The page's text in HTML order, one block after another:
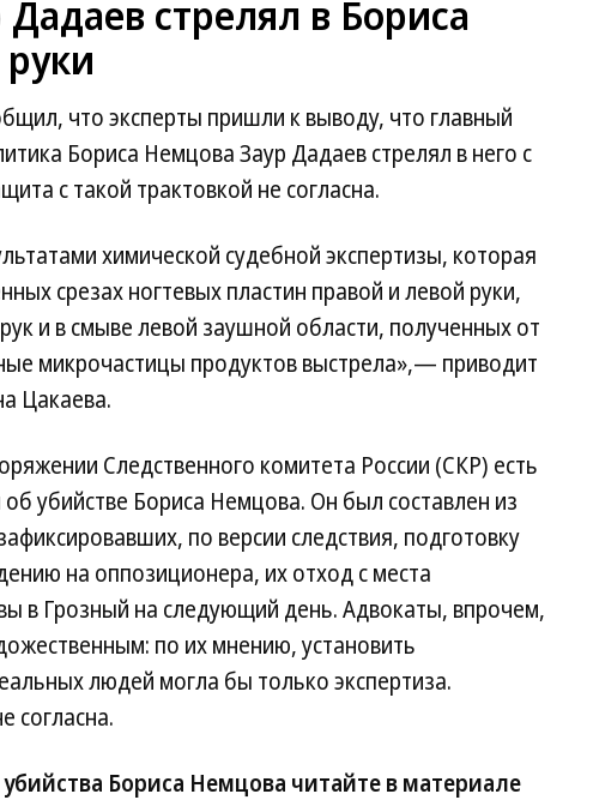
стрелял в Бориса
что эксперты пришли к выводу, что главный
Бориса Немцова Заур Дадаев стрелял в него с
с такой трактовкой не согласна.
химической судебной экспертизы, которая
срезах ногтевых пластин правой и левой руки,
и в смыве левой заушной области, полученных от
микрочастицы продуктов выстрела»,— приводит
Цакаева.
Следственного комитета России (СКР) есть
убийстве Бориса Немцова. Он был составлен из
по версии следствия, подготовку
на оппозиционера, их отход с места
в Грозный на следующий день. Адвокаты, впрочем,
по их мнению, установить
людей могла бы только экспертиза.
согласна.
Бориса Немцова читайте в материале